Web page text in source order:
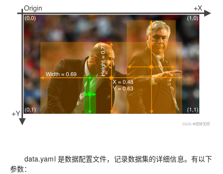
data.yaml 是数据配置文件，记录数据集的详细信息。有以下
参数：